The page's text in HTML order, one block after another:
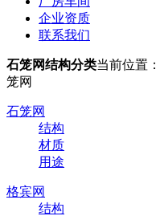
企业资质
联系我们
石笼网结构分类当前位置：
笼网
石笼网
结构
材质
用途
格宾网
结构